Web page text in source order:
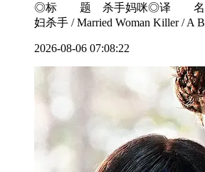
◎标 题 杀手妈咪◎译 名
妇杀手 / Married Woman Killer / A
2026-08-06 07:08:22